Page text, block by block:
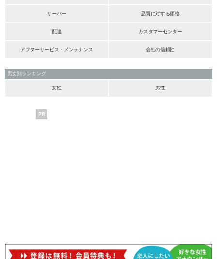
サーバー 品質に対する価格
配達 カスタマーセンター
アフターサービス・メンテナンス 会社の信頼性
男女別ランキング
女性 男性
PR